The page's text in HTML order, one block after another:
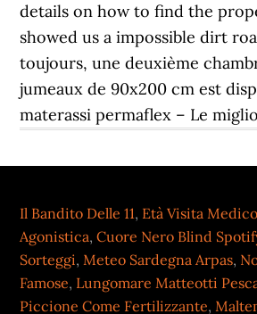
details on how to find the
showed us a impossible dirt
toujours, une deuxième
jumeaux de 90x200 cm est
materassi permaflex – Le
Il Bandito Delle 11, Età Visita
Agonistica,Cuore Nero Blind
Sorteggi,Meteo Sardegna Arpas,
Famose, Lungomare Matteotti
Piccione Come Fertilizzante,